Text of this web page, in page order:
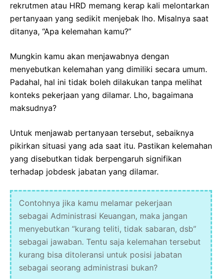
rekrutmen atau HRD memang kerap kali melontarkan
pertanyaan yang sedikit menjebak lho. Misalnya saat
ditanya, “Apa kelemahan kamu?”
Mungkin kamu akan menjawabnya dengan
menyebutkan kelemahan yang dimiliki secara umum.
Padahal, hal ini tidak boleh dilakukan tanpa melihat
konteks pekerjaan yang dilamar. Lho, bagaimana
maksudnya?
Untuk menjawab pertanyaan tersebut, sebaiknya
pikirkan situasi yang ada saat itu. Pastikan kelemahan
yang disebutkan tidak berpengaruh signifikan
terhadap jobdesk jabatan yang dilamar.
Contohnya jika kamu melamar pekerjaan
sebagai Administrasi Keuangan, maka jangan
menyebutkan “kurang teliti, tidak sabaran, dsb”
sebagai jawaban. Tentu saja kelemahan tersebut
kurang bisa ditoleransi untuk posisi jabatan
sebagai seorang administrasi bukan?